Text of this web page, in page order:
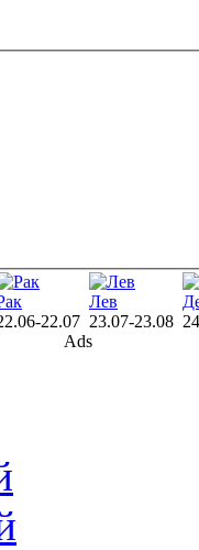
22.07
Лев
23.07-23.08
Ads